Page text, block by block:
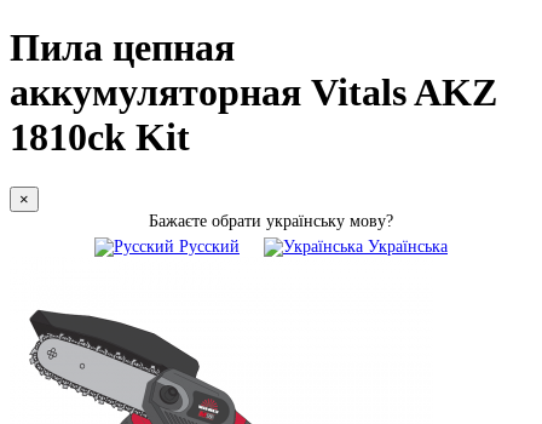
Пила цепная
аккумуляторная Vitals AKZ
1810ck Kit
×
Бажаєте обрати українську мову?
Русский
Українська